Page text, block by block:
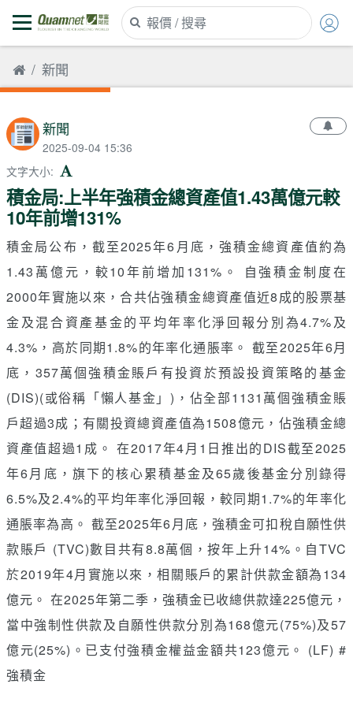
新聞
新聞
2025-09-04 15:36
文字大小:
積金局:上半年強積金總資產值1.43萬億元較
10年前增131%
積金局公布，截至2025年6月底，強積金總資產值約為
1.43萬億元，較10年前增加131%。 自強積金制度在
2000年實施以來，合共佔強積金總資產值近8成的股票基
金及混合資產基金的平均年率化淨回報分別為4.7%及
4.3%，高於同期1.8%的年率化通脹率。 截至2025年6月
底，357萬個強積金賬戶有投資於預設投資策略的基金
(DIS)(或俗稱「懶人基金」)，佔全部1131萬個強積金賬
戶超過3成；有關投資總資產值為1508億元，佔強積金總
資產值超過1成。 在2017年4月1日推出的DIS截至2025
年6月底，旗下的核心累積基金及65歲後基金分別錄得
6.5%及2.4%的平均年率化淨回報，較同期1.7%的年率化
通脹率為高。 截至2025年6月底，強積金可扣稅自願性供
款賬戶 (TVC)數目共有8.8萬個，按年上升14%。自TVC
於2019年4月實施以來，相關賬戶的累計供款金額為134
億元。 在2025年第二季，強積金已收總供款達225億元，
當中強制性供款及自願性供款分別為168億元(75%)及57
億元(25%)。已支付強積金權益金額共123億元。 (LF) #
強積金